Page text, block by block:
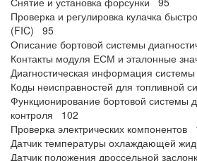
Проверка и регулировка кулачка
(FIC) 95
Описание бортовой системы
Контакты модуля ЕСМ и эталонные
Диагностическая информация
Коды неисправностей для топливной
Функционирование бортовой системы
контроля 102
Проверка электрических компонентов
Датчик температуры охлаждающей
Датчик положения дроссельной